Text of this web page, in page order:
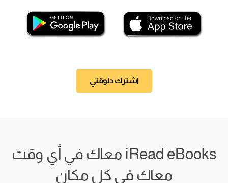
اشترك دلوقتي
iRead eBooks معاك في أي وقت
معاك في كل مكان